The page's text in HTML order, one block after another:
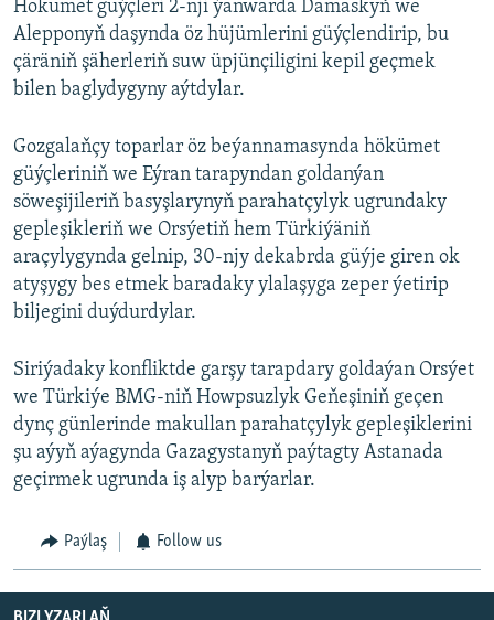
Hökümet güýçleri 2-nji ýanwarda Damaskyň we
Alepponyň daşynda öz hüjümlerini güýçlendirip, bu
çäräniň şäherleriň suw üpjünçiligini kepil geçmek
bilen baglydygyny aýtdylar.
Gozgalaňçy toparlar öz beýannamasynda hökümet
güýçleriniň we Eýran tarapyndan goldanýan
söweşijileriň basyşlarynyň parahatçylyk ugrundaky
gepleşikleriň we Orsýetiň hem Türkiýäniň
araçylygynda gelnip, 30-njy dekabrda güýje giren ok
atyşygy bes etmek baradaky ylalaşyga zeper ýetirip
biljegini duýdurdylar.
Siriýadaky konfliktde garşy tarapdary goldaýan Orsýet
we Türkiýe BMG-niň Howpsuzlyk Geňeşiniň geçen
dynç günlerinde makullan parahatçylyk gepleşiklerini
şu aýyň aýagynda Gazagystanyň paýtagty Astanada
geçirmek ugrunda iş alyp barýarlar.
Paýlaş Follow us